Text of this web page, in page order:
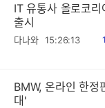
IT 유통사 올로코
출시
다나와 15:26:13
BMW, 온라인 한
대'